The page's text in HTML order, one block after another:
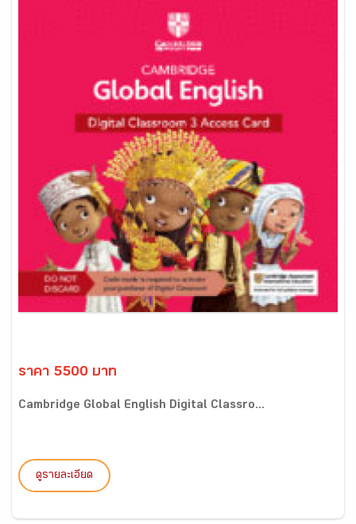
ราคา 5500 บาท
Cambridge Global English Digital Classro...
ดูรายละเอียด